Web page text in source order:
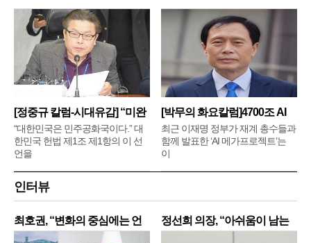
[정중규 칼럼-시대유감] “미완
“대한민국은 민주공화국이다.” 대
한민국 헌법 제1조 제1항의 이 선
언을
[박무의 화요칼럼]4700조 AI
메
최근 이재명 정부가 재계 총수들과
함께 발표한 ‘AI 메가프로젝트’는
이
인터뷰
최호권, “변화의 중심에는 언
제
정선희 의장, “아쉬움이 남는